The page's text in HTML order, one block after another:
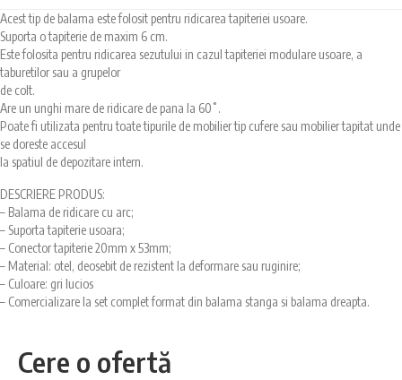
Acest tip de balama este folosit pentru ridicarea tapiteriei usoare.
Suporta o tapiterie de maxim 6 cm.
Este folosita pentru ridicarea sezutului in cazul tapiteriei modulare usoare, a
taburetilor sau a grupelor
de colt.
Are un unghi mare de ridicare de pana la 60˚.
Poate fi utilizata pentru toate tipurile de mobilier tip cufere sau mobilier tapitat unde
se doreste accesul
la spatiul de depozitare intern.
DESCRIERE PRODUS:
– Balama de ridicare cu arc;
– Suporta tapiterie usoara;
– Conector tapiterie 20mm x 53mm;
– Material: otel, deosebit de rezistent la deformare sau ruginire;
– Culoare: gri lucios
– Comercializare la set complet format din balama stanga si balama dreapta.
Cere o ofertă